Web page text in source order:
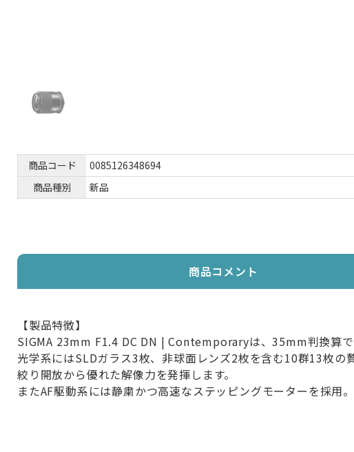
商品コード
0085126348694
商品種別
新品
商品コメント
【製品特徴】
SIGMA 23mm F1.4 DC DN | Contemporaryは、35mm判換算
光学系にはSLDガラス3枚、非球面レンズ2枚を含む10群13枚の
絞り開放から優れた解像力を発揮します。
またAF駆動系には静粛かつ高速なステッピングモーターを採用